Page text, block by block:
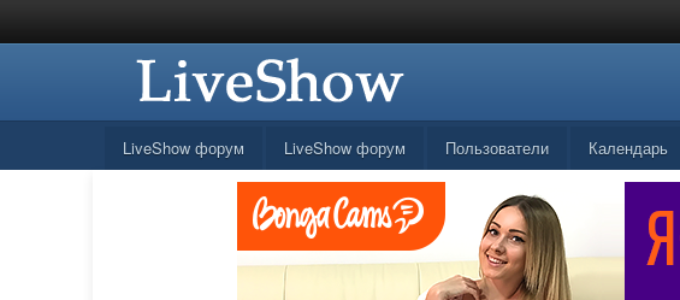
LiveShow форум LiveShow форум Пользователи Календарь